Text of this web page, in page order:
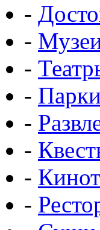
-
-
-
-
-
-
-
-